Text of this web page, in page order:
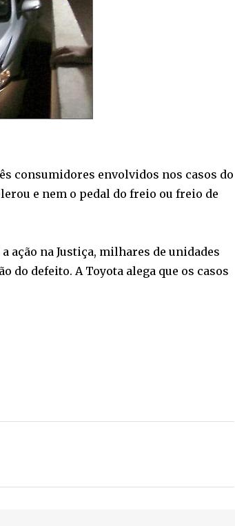
consumidores envolvidos nos casos do
e nem o pedal do freio ou freio de
ação na Justiça, milhares de unidades
do defeito. A Toyota alega que os casos